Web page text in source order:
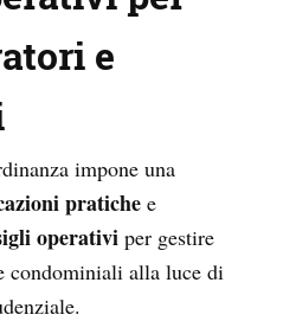
e
impone una
pratiche e
operativi per gestire
condominiali alla luce di